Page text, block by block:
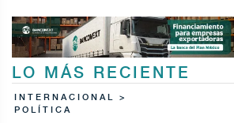
LO MÁS RECIENTE
INTERNACIONAL >
POLÍTICA